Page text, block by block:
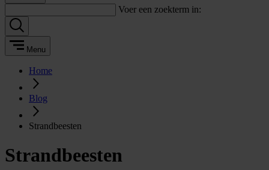
Voer een zoekterm in:
Menu
Home
Blog
Strandbeesten
Strandbeesten